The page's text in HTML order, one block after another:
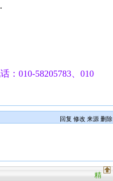
：010-58205783、010
回复 修改 来源 删除
精